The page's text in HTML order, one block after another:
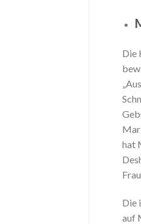
Die
hat
Die
auf